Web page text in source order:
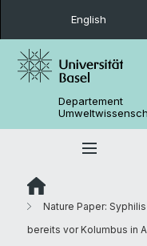
English
Departement
Nature Paper:
bereits vor Kolumbus in